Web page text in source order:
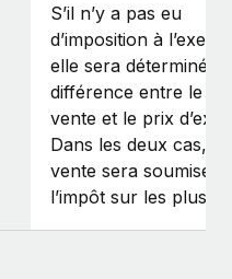
S’il n’y a pas eu
d’imposition à
elle sera déterminée
différence entre le
vente et le prix
Dans les deux cas, la
vente sera soumise à
l’impôt sur les